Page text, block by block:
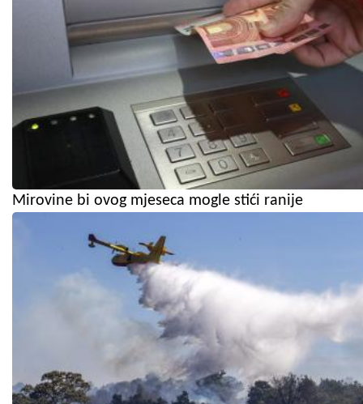
Mirovine bi ovog mjeseca mogle stići ranije